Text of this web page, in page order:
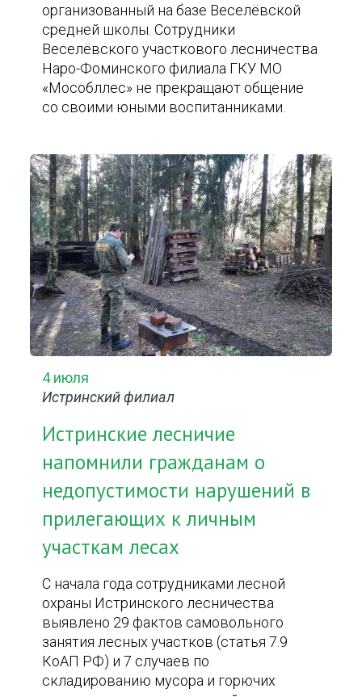
организованный на базе Веселёвской
средней школы. Сотрудники
Веселёвского участкового лесничества
Наро-Фоминского филиала ГКУ МО
«Мособллес» не прекращают общение
со своими юными воспитанниками.
4 июля
Истринский филиал
Истринские лесничие
напомнили гражданам о
недопустимости нарушений в
прилегающих к личным
участкам лесах
С начала года сотрудниками лесной
охраны Истринского лесничества
выявлено 29 фактов самовольного
занятия лесных участков (статья 7.9
КоАП РФ) и 7 случаев по
складированию мусора и горючих